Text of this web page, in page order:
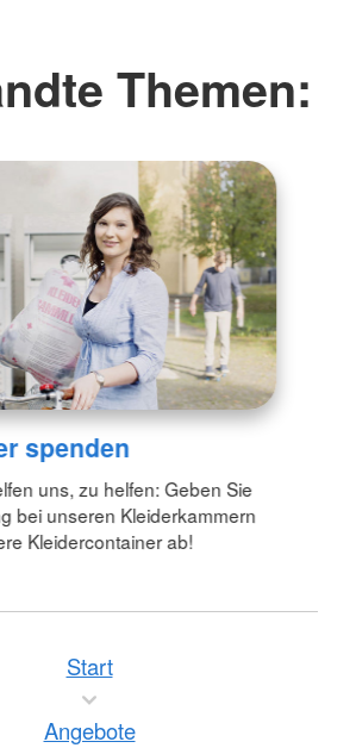
Themen:
spenden
uns, zu helfen: Geben Sie
bei unseren Kleiderkammern
Kleidercontainer ab!
Start
Angebote